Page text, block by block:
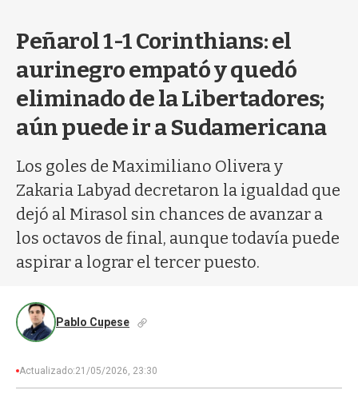
Peñarol 1-1 Corinthians: el
aurinegro empató y quedó
eliminado de la Libertadores;
aún puede ir a Sudamericana
Los goles de Maximiliano Olivera y
Zakaria Labyad decretaron la igualdad que
dejó al Mirasol sin chances de avanzar a
los octavos de final, aunque todavía puede
aspirar a lograr el tercer puesto.
Pablo Cupese
Actualizado:21/05/2026, 23:30